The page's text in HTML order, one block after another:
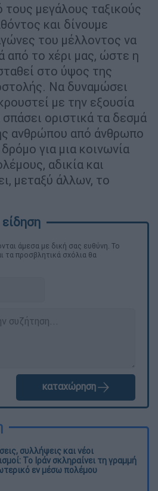
μεγάλους ταξικούς
και δίνουμε
του μέλλοντος να
από το χέρι μας, ώστε η
στο ύψος της
Να δυναμώσει
με την εξουσία
οριστικά τα δεσμά
ανθρώπου από άνθρωπο
για μια κοινωνία
αδικία και
μεταξύ άλλων, το
άμεσα με δική σας ευθύνη. Το
τα προσβλητικά σχόλια θα
καταχώρηση
συλλήψεις και νέοι
Το Ιράν σκληραίνει τη γραμμή
εν μέσω πολέμου